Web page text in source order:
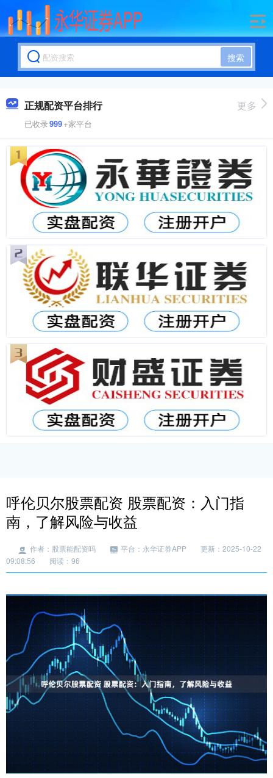
搜索
正规配资平台排行
已收录999+家平台
更多
呼伦贝尔股票配资 股票配资：入门指
南，了解风险与收益
作者：股票能配资吗 平台：永华证券APP
更新：2025-10-22
09:08:56
阅读：96